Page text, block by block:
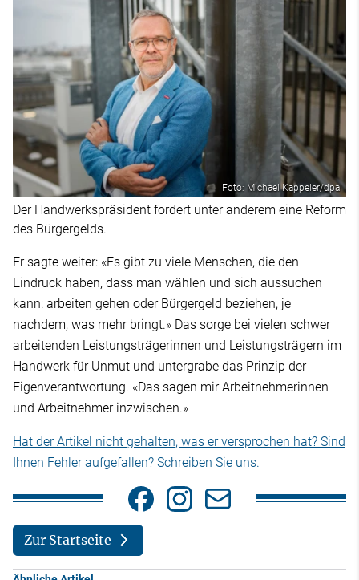
Foto: Michael Kappeler/dpa
Der Handwerkspräsident fordert unter anderem eine Reform
des Bürgergelds.
Er sagte weiter: «Es gibt zu viele Menschen, die den
Eindruck haben, dass man wählen und sich aussuchen
kann: arbeiten gehen oder Bürgergeld beziehen, je
nachdem, was mehr bringt.» Das sorge bei vielen schwer
arbeitenden Leistungsträgerinnen und Leistungsträgern im
Handwerk für Unmut und untergrabe das Prinzip der
Eigenverantwortung. «Das sagen mir Arbeitnehmerinnen
und Arbeitnehmer inzwischen.»
Hat der Artikel nicht gehalten, was er versprochen hat? Sind
Ihnen Fehler aufgefallen? Schreiben Sie uns.
Zur Startseite